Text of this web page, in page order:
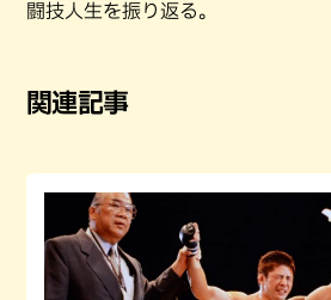
闘技人生を振り返る。
関連記事